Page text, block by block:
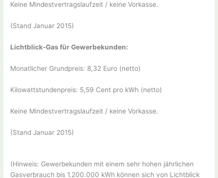
Keine Mindestvertragslaufzeit / keine Vorkasse.
(Stand Januar 2015)
Lichtblick-Gas für Gewerbekunden:
Monatlicher Grundpreis: 8,32 Euro (netto)
Kilowattstundenpreis: 5,59 Cent pro kWh (netto)
Keine Mindestvertragslaufzeit / keine Vorkasse.
(Stand Januar 2015)
(Hinweis: Gewerbekunden mit einem sehr hohen jährlichen
Gasverbrauch bis 1.200.000 kWh können sich von Lichtblick